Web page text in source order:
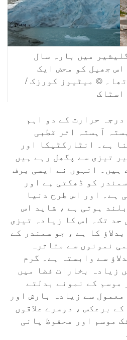
میں بارہ سال
جھیل کو محض ایک
© میٹیوز کورزک /
اسٹاک
حرارت کے دو اہم
آہستہ اثر قطبی
ہے۔ انٹارکٹیکا اور
تیزی سے پگھل رہے ہیں
ہیں۔ انہوں نے ایسی برف
کو ڈھکتی ہے اور
ہے۔ اور اس طرح دنیا
ہوتی ہے ، شاید اس
حد تک۔ اس کا زیادہ تیزی
کا ہے ، جو سمندر کے
نمونوں سے متاثرہ
سے وابستہ ہے۔ گرم
زیادہ بخارات فضا میں
موسم کے نمونے بدلتے
معمول سے زیادہ بارش اور
برعکس ، دوسرے علاقوں
موسم اور محفوظ پانی